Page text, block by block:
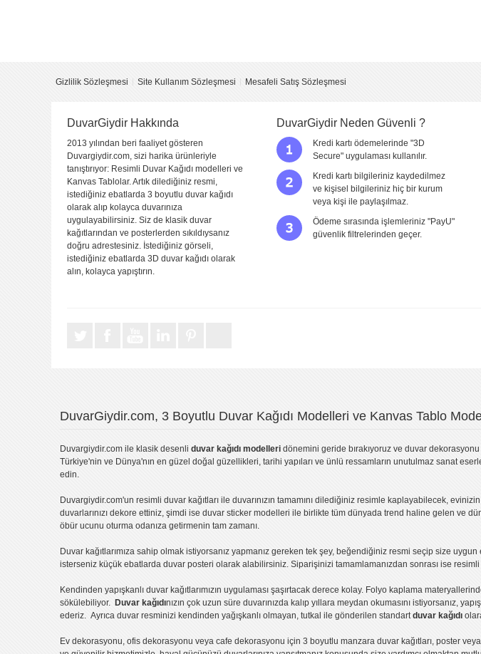
Gizlilik Sözleşmesi Site Kullanım Sözleşmesi Mesafeli Satış Sözleşmesi
DuvarGiydir Hakkında
2013 yılından beri faaliyet gösteren
Duvargiydir.com, sizi harika ürünleriyle
tanıştırıyor: Resimli Duvar Kağıdı modelleri ve
Kanvas Tablolar. Artık dilediğiniz resmi,
istediğiniz ebatlarda 3 boyutlu duvar kağıdı
olarak alıp kolayca duvarınıza
uygulayabilirsiniz. Siz de klasik duvar
kağıtlarından ve posterlerden sıkıldıysanız
doğru adrestesiniz. İstediğiniz görseli,
istediğiniz ebatlarda 3D duvar kağıdı olarak
alın, kolayca yapıştırın.
DuvarGiydir Neden Güvenli ?
Kredi kartı ödemelerinde "3D
Secure" uygulaması kullanılır.
Kredi kartı bilgileriniz kaydedilmez
ve kişisel bilgileriniz hiç bir kurum
veya kişi ile paylaşılmaz.
Ödeme sırasında işlemleriniz "PayU"
güvenlik filtrelerinden geçer.
DuvarGiydir.com, 3 Boyutlu Duvar Kağıdı Modelleri ve Kanvas Tablo
Duvargiydir.com ile klasik desenli duvar kağıdı modelleri dönemini geride bırakıyoruz ve duvar dekorasyonu
Türkiye'nin ve Dünya'nın en güzel doğal güzellikleri, tarihi yapıları ve ünlü ressamların unutulmaz sanat
edin.
Duvargiydir.com'un resimli duvar kağıtları ile duvarınızın tamamını dilediğiniz resimle kaplayabilecek,
duvarlarınızı dekore ettiniz, şimdi ise duvar sticker modelleri ile birlikte tüm dünyada trend haline gelen ve
öbür ucunu oturma odanıza getirmenin tam zamanı.
Duvar kağıtlarımıza sahip olmak istiyorsanız yapmanız gereken tek şey, beğendiğiniz resmi seçip size
isterseniz küçük ebatlarda duvar posteri olarak alabilirsiniz. Siparişinizi tamamlamanızdan sonrası ise resimli
Kendinden yapışkanlı duvar kağıtlarımızın uygulaması şaşırtacak derece kolay. Folyo kaplama
sökülebiliyor. Duvar kağıdınızın çok uzun süre duvarınızda kalıp yıllara meydan okumasını istiyorsanız,
ederiz. Ayrıca duvar resminizi kendinden yağışkanlı olmayan, tutkal ile gönderilen standartduvar kağıdı
Ev dekorasyonu, ofis dekorasyonu veya cafe dekorasyonu için 3 boyutlu manzara duvar kağıtları, poster veya